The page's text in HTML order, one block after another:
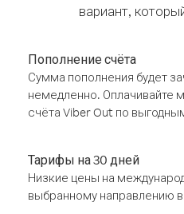
вариант,
Пополнение счёта
Сумма пополнения будет
немедленно. Оплачивайте
счёта Viber Out по
Тарифы на 30 дней
Низкие цены на
выбранному направлению